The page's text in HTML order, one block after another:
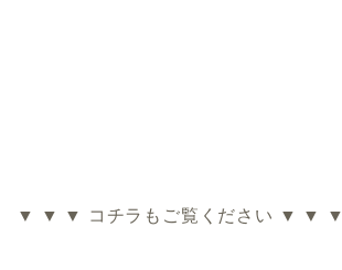
▼ ▼ ▼ コチラもご覧ください ▼ ▼ ▼